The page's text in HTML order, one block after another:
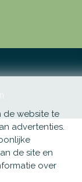
de website te
advertenties.
de site en
over